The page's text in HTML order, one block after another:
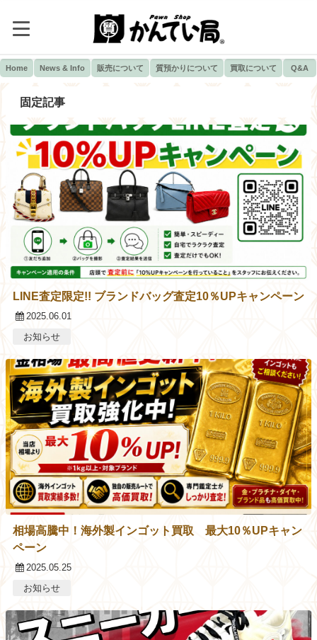
Home News & Info 販売について 質預かりについて 買取について Q&A
固定記事
LINE査定限定!! ブランドバッグ査定10％UPキャンペーン
2025.06.01
お知らせ
相場高騰中！海外製インゴット買取 最大10％UPキャン
ペーン
2025.05.25
お知らせ